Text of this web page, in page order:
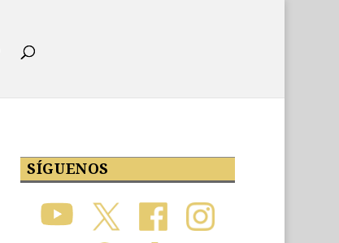
SÍGUENOS